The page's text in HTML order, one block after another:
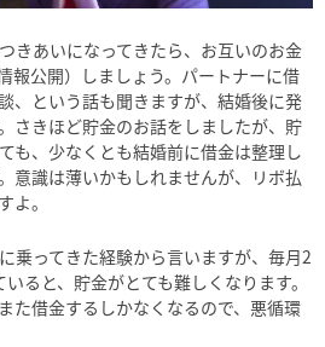
きあいになってきたら、お互いのお金
報公開）しましょう。パートナーに借
、という話も聞きますが、結婚後に発
さきほど貯金のお話をしましたが、貯
も、少なくとも結婚前に借金は整理し
意識は薄いかもしれませんが、リボ払
よ。
乗ってきた経験から言いますが、毎月2
ると、貯金がとても難しくなります。
た借金するしかなくなるので、悪循環